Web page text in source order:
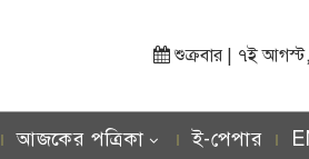
শুক্রবার | ৭ই আগস্ট,
আজকের পত্রিকা ই-পেপার